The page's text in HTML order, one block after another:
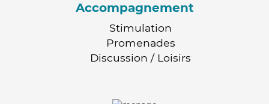
Accompagnement
Stimulation
Promenades
Discussion / Loisirs